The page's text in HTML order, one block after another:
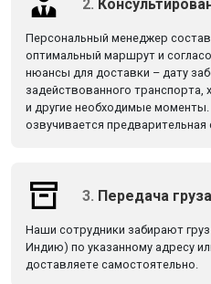
2.
Персональный менеджер
оптимальный маршрут и
нюансы для доставки – дату
задействованного транспорта,
и другие необходимые
озвучивается предварительная
3. Передача
Наши сотрудники забирают
Индию) по указанному адресу
доставляете самостоятельно.